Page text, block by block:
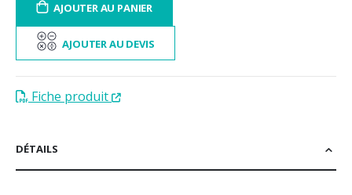
AJOUTER AU PANIER
AJOUTER AU DEVIS
Fiche produit
DÉTAILS